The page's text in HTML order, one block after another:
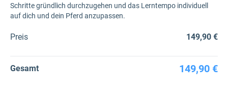
Schritte gründlich durchzugehen und das Lerntempo individuell
auf dich und dein Pferd anzupassen.
Preis 149,90 €
Gesamt 149,90 €